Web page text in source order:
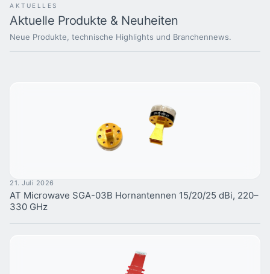
AKTUELLES
Aktuelle Produkte & Neuheiten
Neue Produkte, technische Highlights und Branchennews.
21. Juli 2026
AT Microwave SGA-03B Hornantennen 15/20/25 dBi, 220–
330 GHz